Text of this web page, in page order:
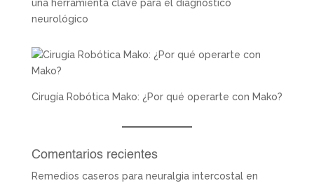
una herramienta clave para el diagnóstico
neurológico
Cirugía Robótica Mako: ¿Por qué operarte con Mako?
Comentarios recientes
Remedios caseros para neuralgia intercostalen